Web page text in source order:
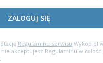
ZALOGUJ SIĘ
Regulaminu serwisu Wykop.pl
akceptujesz Regulaminu w